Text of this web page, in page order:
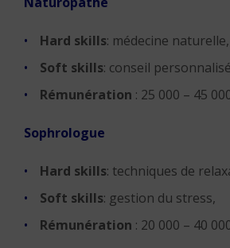
Hard skills: médecine naturelle,
Soft skills: conseil
Rémunération : 25 000 – 45
Sophrologue
Hard skills: techniques de
Soft skills: gestion du stress,
Rémunération : 20 000 – 40